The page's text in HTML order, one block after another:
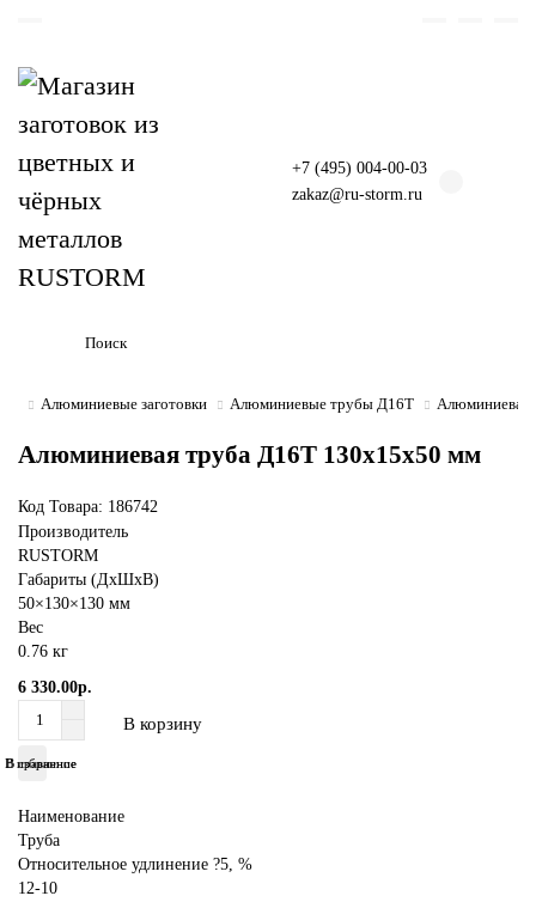
+7 (495) 004-00-03
zakaz@ru-storm.ru
Алюминиевые заготовки Алюминиевые трубы Д16Т Алюминиевая
Алюминиевая труба Д16Т 130х15х50 мм
Код Товара: 186742
Производитель
RUSTORM
Габариты (ДхШхВ)
50×130×130 мм
Вес
0.76 кг
6 330.00р.
В корзину
В избранное
В сравнение
Наименование
Труба
Относительное удлинение ?5, %
12-10